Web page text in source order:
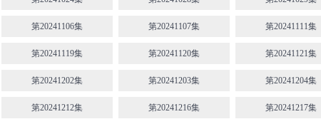
第20241106集 第20241107集 第20241111集
第20241119集 第20241120集 第20241121集
第20241202集 第20241203集 第20241204集
第20241212集 第20241216集 第20241217集